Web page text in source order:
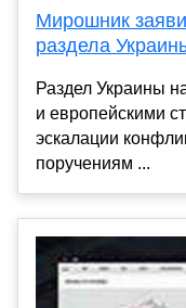
Мирошник
раздела
Раздел Украины
и европейскими
эскалации
поручениям ...